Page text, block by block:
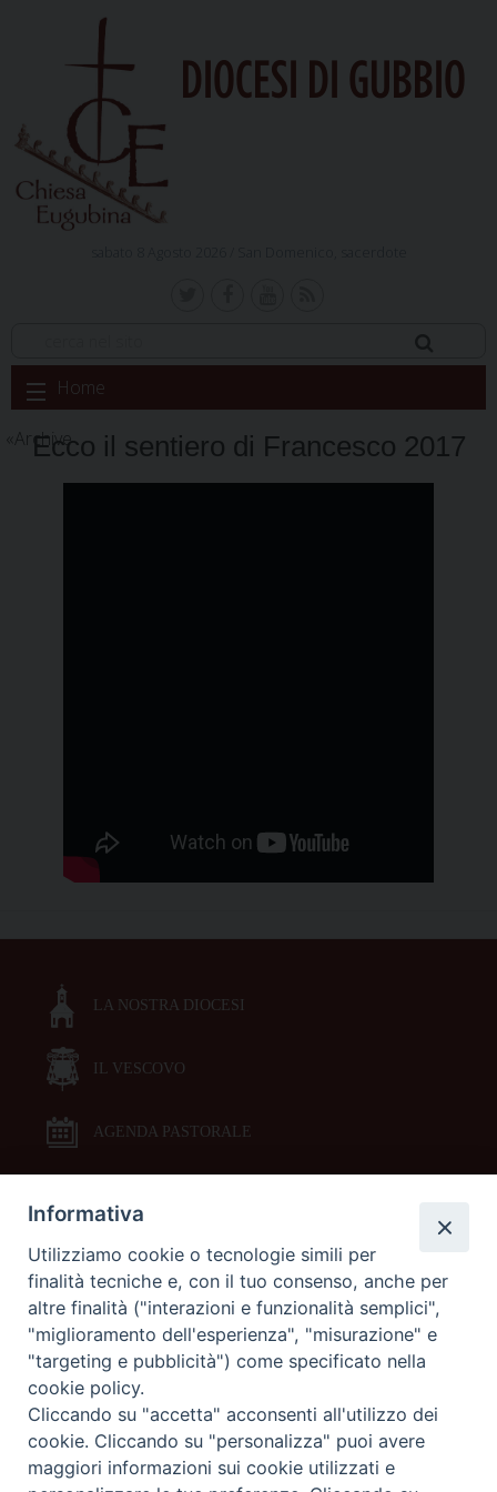
DIOCESI DI GUBBIO
Skip
to
content
Home
Archive
Ecco il sentiero di Francesco 2017
LA NOSTRA DIOCESI
IL VESCOVO
AGENDA PASTORALE
DOCUMENTI PASTORALI
ORARI MESSE
LITURGIA DELLE ORE
GALLERIE FOTOGRAFICHE
Informativa
Utilizziamo cookie o tecnologie simili per
finalità tecniche e, con il tuo consenso, anche per
altre finalità ("interazioni e funzionalità semplici",
"miglioramento dell'esperienza", "misurazione" e
"targeting e pubblicità") come specificato nella
cookie policy.
Cliccando su "accetta" acconsenti all'utilizzo dei
cookie. Cliccando su "personalizza" puoi avere
maggiori informazioni sui cookie utilizzati e